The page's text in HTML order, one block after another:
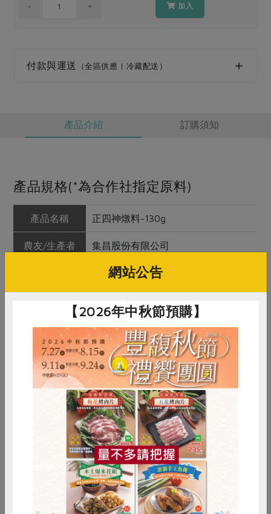
地區活動
加入
付款與運送 （全區供應 | 冷藏配送）
產品介紹 訂購須知
產品規格(*為合作社指定原料)
產品名稱 正四神燉料-130g
農友/生產者 集昌股份有限公司
如內容物括號之產地
內容物
薏仁*(寮國)、蓮子*(中國)、淮山(中
國)、芡實*(中國)、茯苓(中國)
保存條件 冷藏未開封可保存2年
產品說明 使用合作社指定原料(以＊表示)
可煮四神湯，或加入冰糖煮成甜食
注意事項
1.內附保鮮劑，避免誤食
2.本品含薏仁，懷孕三個月以內的孕
婦，請勿過量食用
RPET 食譜 減硝酸鹽
雞蛋 食安 共同購買
網站公告
【2026年中秋節預購】